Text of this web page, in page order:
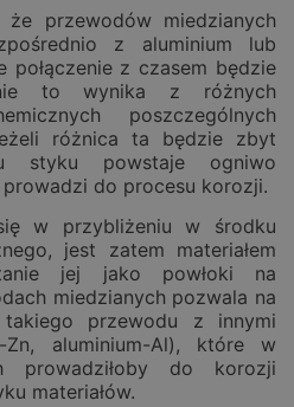
że przewodów miedzianych
z aluminium lub
połączenie z czasem będzie
to wynika z różnych
poszczególnych
różnica ta będzie zbyt
powstaje ogniwo
do procesu korozji.
w przybliżeniu w środku
jest zatem materiałem
jej jako powłoki na
miedzianych pozwala na
takiego przewodu z innymi
Zn, aluminium-Al), które w
prowadziłoby do korozji
materiałów.